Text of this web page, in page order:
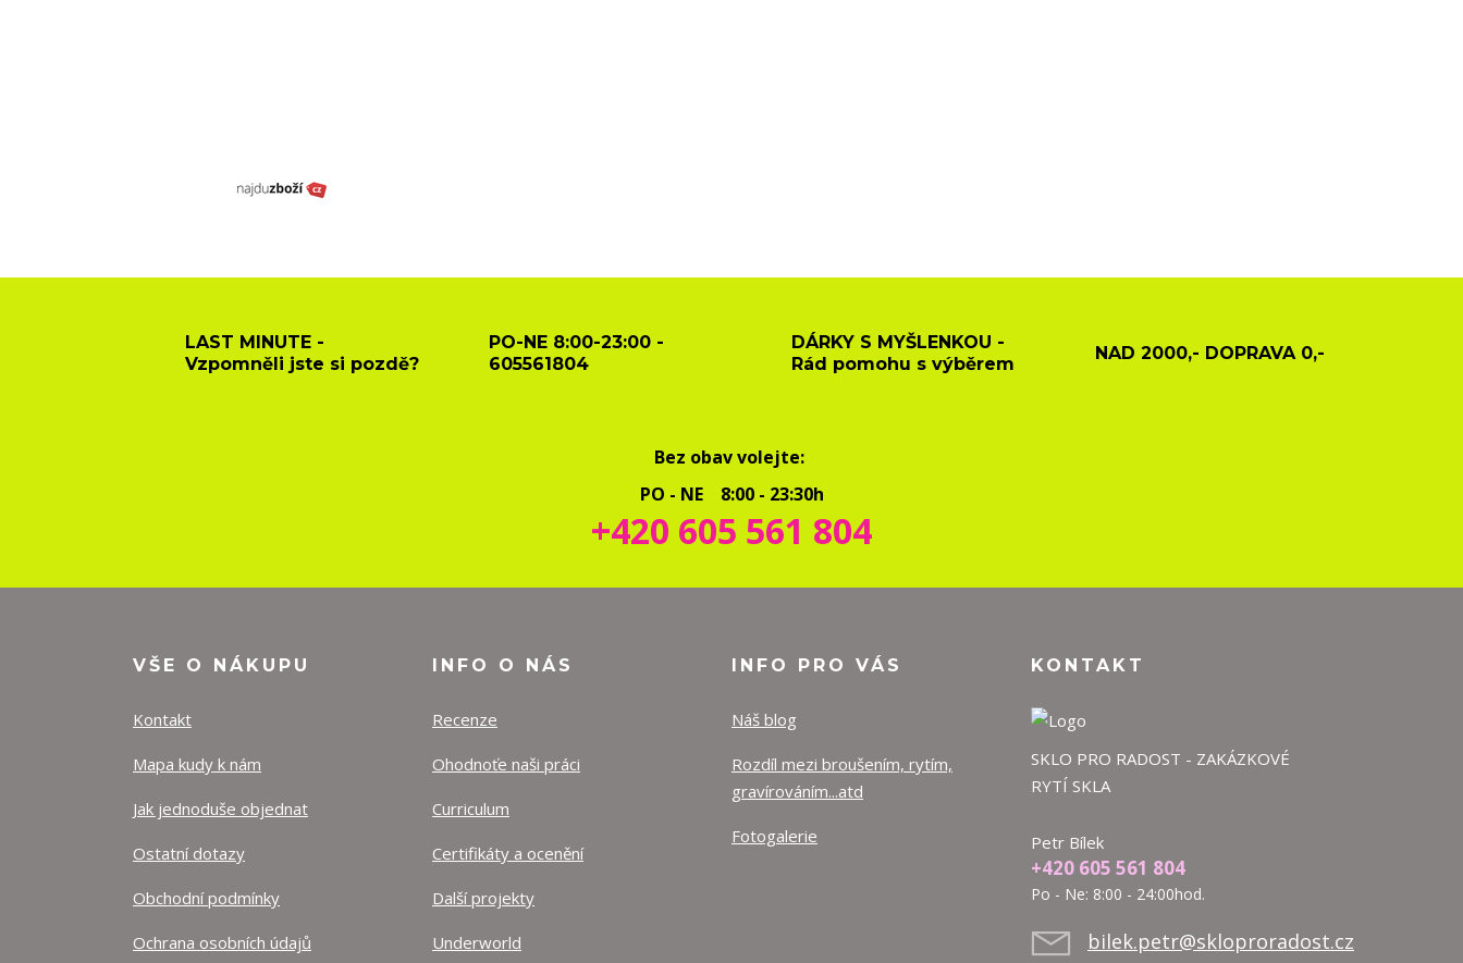
LAST MINUTE -
Vzpomněli jste si pozdě?
PO-NE 8:00-23:00 -
605561804
DÁRKY S MYŠLENKOU -
Rád pomohu s výběrem
NAD 2000,- DOPRAVA 0,-
Bez obav volejte:
PO - NE 8:00 - 23:30h
+420 605 561 804
VŠE O NÁKUPU
Kontakt
Mapa kudy k nám
Jak jednoduše objednat
Ostatní dotazy
Obchodní podmínky
Ochrana osobních údajů
INFO O NÁS
Recenze
Ohodnoťe naši práci
Curriculum
Certifikáty a ocenění
Další projekty
Underworld
INFO PRO VÁS
Náš blog
Rozdíl mezi broušením, rytím,
gravírováním...atd
Fotogalerie
KONTAKT
SKLO PRO RADOST - ZAKÁZKOVÉ
RYTÍ SKLA
Petr Bílek
+420 605 561 804
Po - Ne: 8:00 - 24:00hod.
bilek.petr@skloproradost.cz